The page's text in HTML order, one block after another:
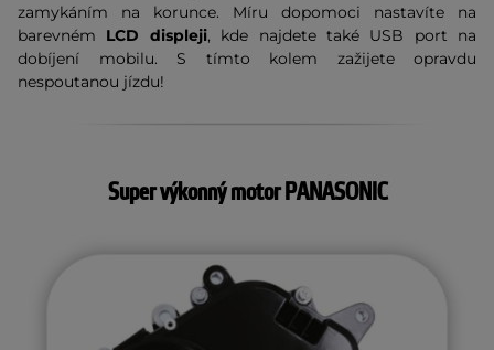
zamykáním na korunce. Míru dopomoci nastavíte na
barevném LCD displeji, kde najdete také USB port na
dobíjení mobilu. S tímto kolem zažijete opravdu
nespoutanou jízdu!
Super výkonný motor PANASONIC